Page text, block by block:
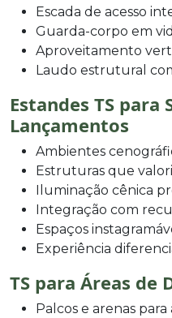
Escada de acesso
Guarda-corpo em
Aproveitamento
Laudo estrutural
Estandes TS para
Lançamentos
Ambientes
Estruturas que
Iluminação cênica
Integração com
Espaços
Experiência
TS para Áreas de
Palcos e arenas